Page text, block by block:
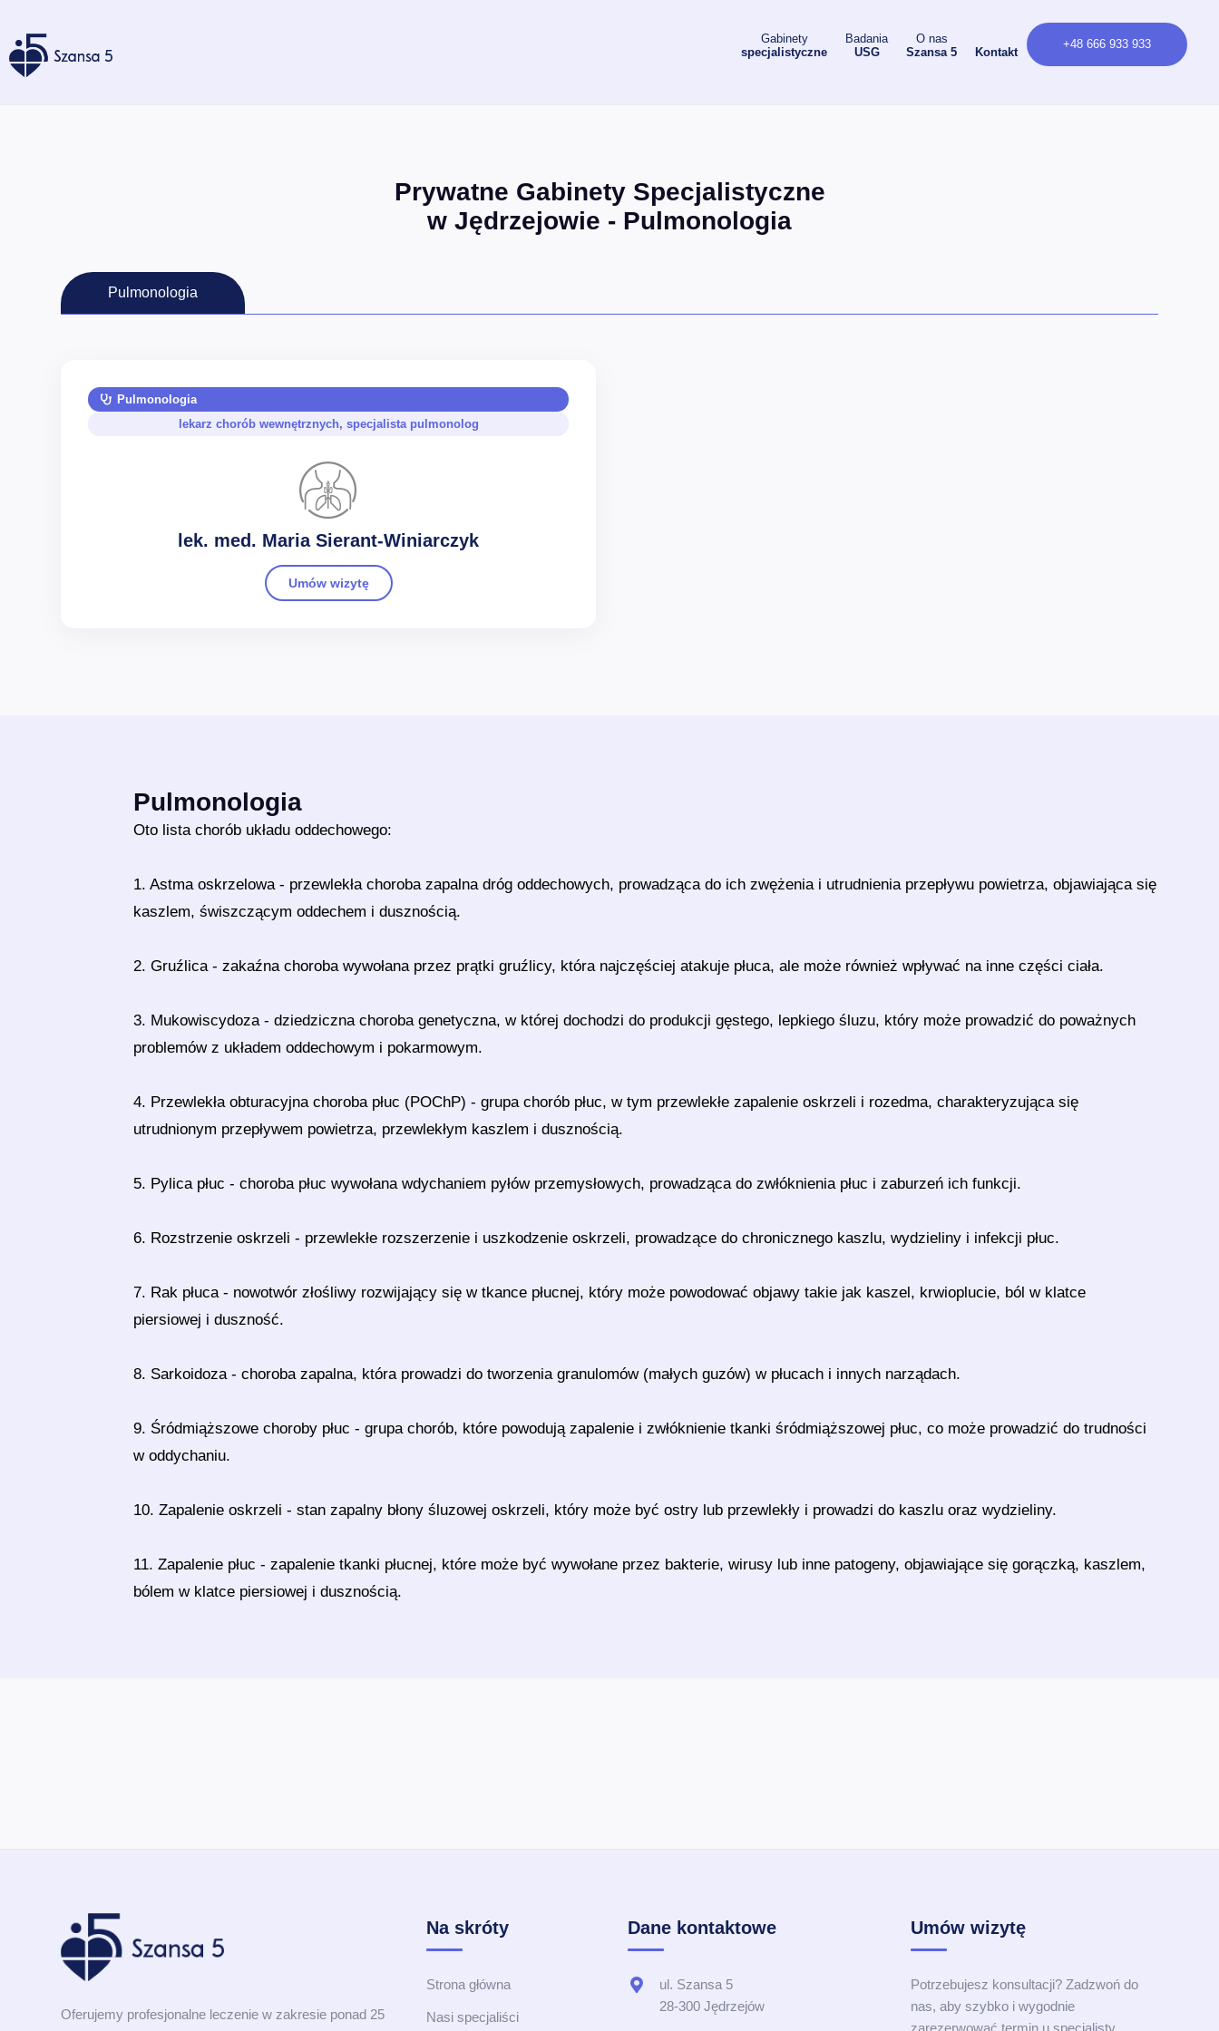
Gabinety
specjalistyczne
Badania
USG
O nas
Szansa 5
Kontakt
+48 666 933 933
Prywatne Gabinety Specjalistyczne
w Jędrzejowie - Pulmonologia
Pulmonologia
Pulmonologia
lekarz chorób wewnętrznych, specjalista pulmonolog
lek. med. Maria Sierant-Winiarczyk
Umów wizytę
Pulmonologia
Oto lista chorób układu oddechowego:
1. Astma oskrzelowa - przewlekła choroba zapalna dróg oddechowych, prowadząca do ich zwężenia i utrudnienia przepływu powietrza, objawiająca się
kaszlem, świszczącym oddechem i dusznością.
2. Gruźlica - zakaźna choroba wywołana przez prątki gruźlicy, która najczęściej atakuje płuca, ale może również wpływać na inne części ciała.
3. Mukowiscydoza - dziedziczna choroba genetyczna, w której dochodzi do produkcji gęstego, lepkiego śluzu, który może prowadzić do poważnych
problemów z układem oddechowym i pokarmowym.
4. Przewlekła obturacyjna choroba płuc (POChP) - grupa chorób płuc, w tym przewlekłe zapalenie oskrzeli i rozedma, charakteryzująca się
utrudnionym przepływem powietrza, przewlekłym kaszlem i dusznością.
5. Pylica płuc - choroba płuc wywołana wdychaniem pyłów przemysłowych, prowadząca do zwłóknienia płuc i zaburzeń ich funkcji.
6. Rozstrzenie oskrzeli - przewlekłe rozszerzenie i uszkodzenie oskrzeli, prowadzące do chronicznego kaszlu, wydzieliny i infekcji płuc.
7. Rak płuca - nowotwór złośliwy rozwijający się w tkance płucnej, który może powodować objawy takie jak kaszel, krwioplucie, ból w klatce
piersiowej i duszność.
8. Sarkoidoza - choroba zapalna, która prowadzi do tworzenia granulomów (małych guzów) w płucach i innych narządach.
9. Śródmiąższowe choroby płuc - grupa chorób, które powodują zapalenie i zwłóknienie tkanki śródmiąższowej płuc, co może prowadzić do trudności
w oddychaniu.
10. Zapalenie oskrzeli - stan zapalny błony śluzowej oskrzeli, który może być ostry lub przewlekły i prowadzi do kaszlu oraz wydzieliny.
11. Zapalenie płuc - zapalenie tkanki płucnej, które może być wywołane przez bakterie, wirusy lub inne patogeny, objawiające się gorączką, kaszlem,
bólem w klatce piersiowej i dusznością.
Oferujemy profesjonalne leczenie w zakresie ponad 25
Na skróty
Strona główna
Nasi specjaliści
Dane kontaktowe
ul. Szansa 5
28-300 Jędrzejów
Umów wizytę
Potrzebujesz konsultacji? Zadzwoń do
nas, aby szybko i wygodnie
zarezerwować termin u specjalisty.